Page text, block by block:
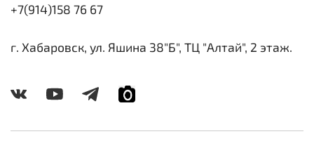
+7(914)158 76 67
г. Хабаровск, ул. Яшина 38"Б", ТЦ "Алтай", 2 этаж.